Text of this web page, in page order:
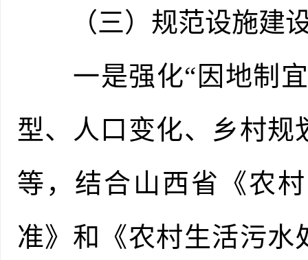
（三）规范设施建
一是强化“因地制宜
型、人口变化、乡村规
等，结合山西省《农
准》和《农村生活污水